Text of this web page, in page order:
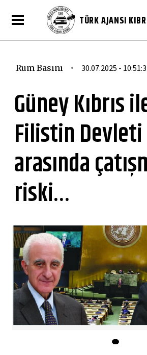
TÜRK AJANSI
Rum Basını 30.07.2025 -
Güney Kıbrıs
Filistin Devleti
arasında
riski…